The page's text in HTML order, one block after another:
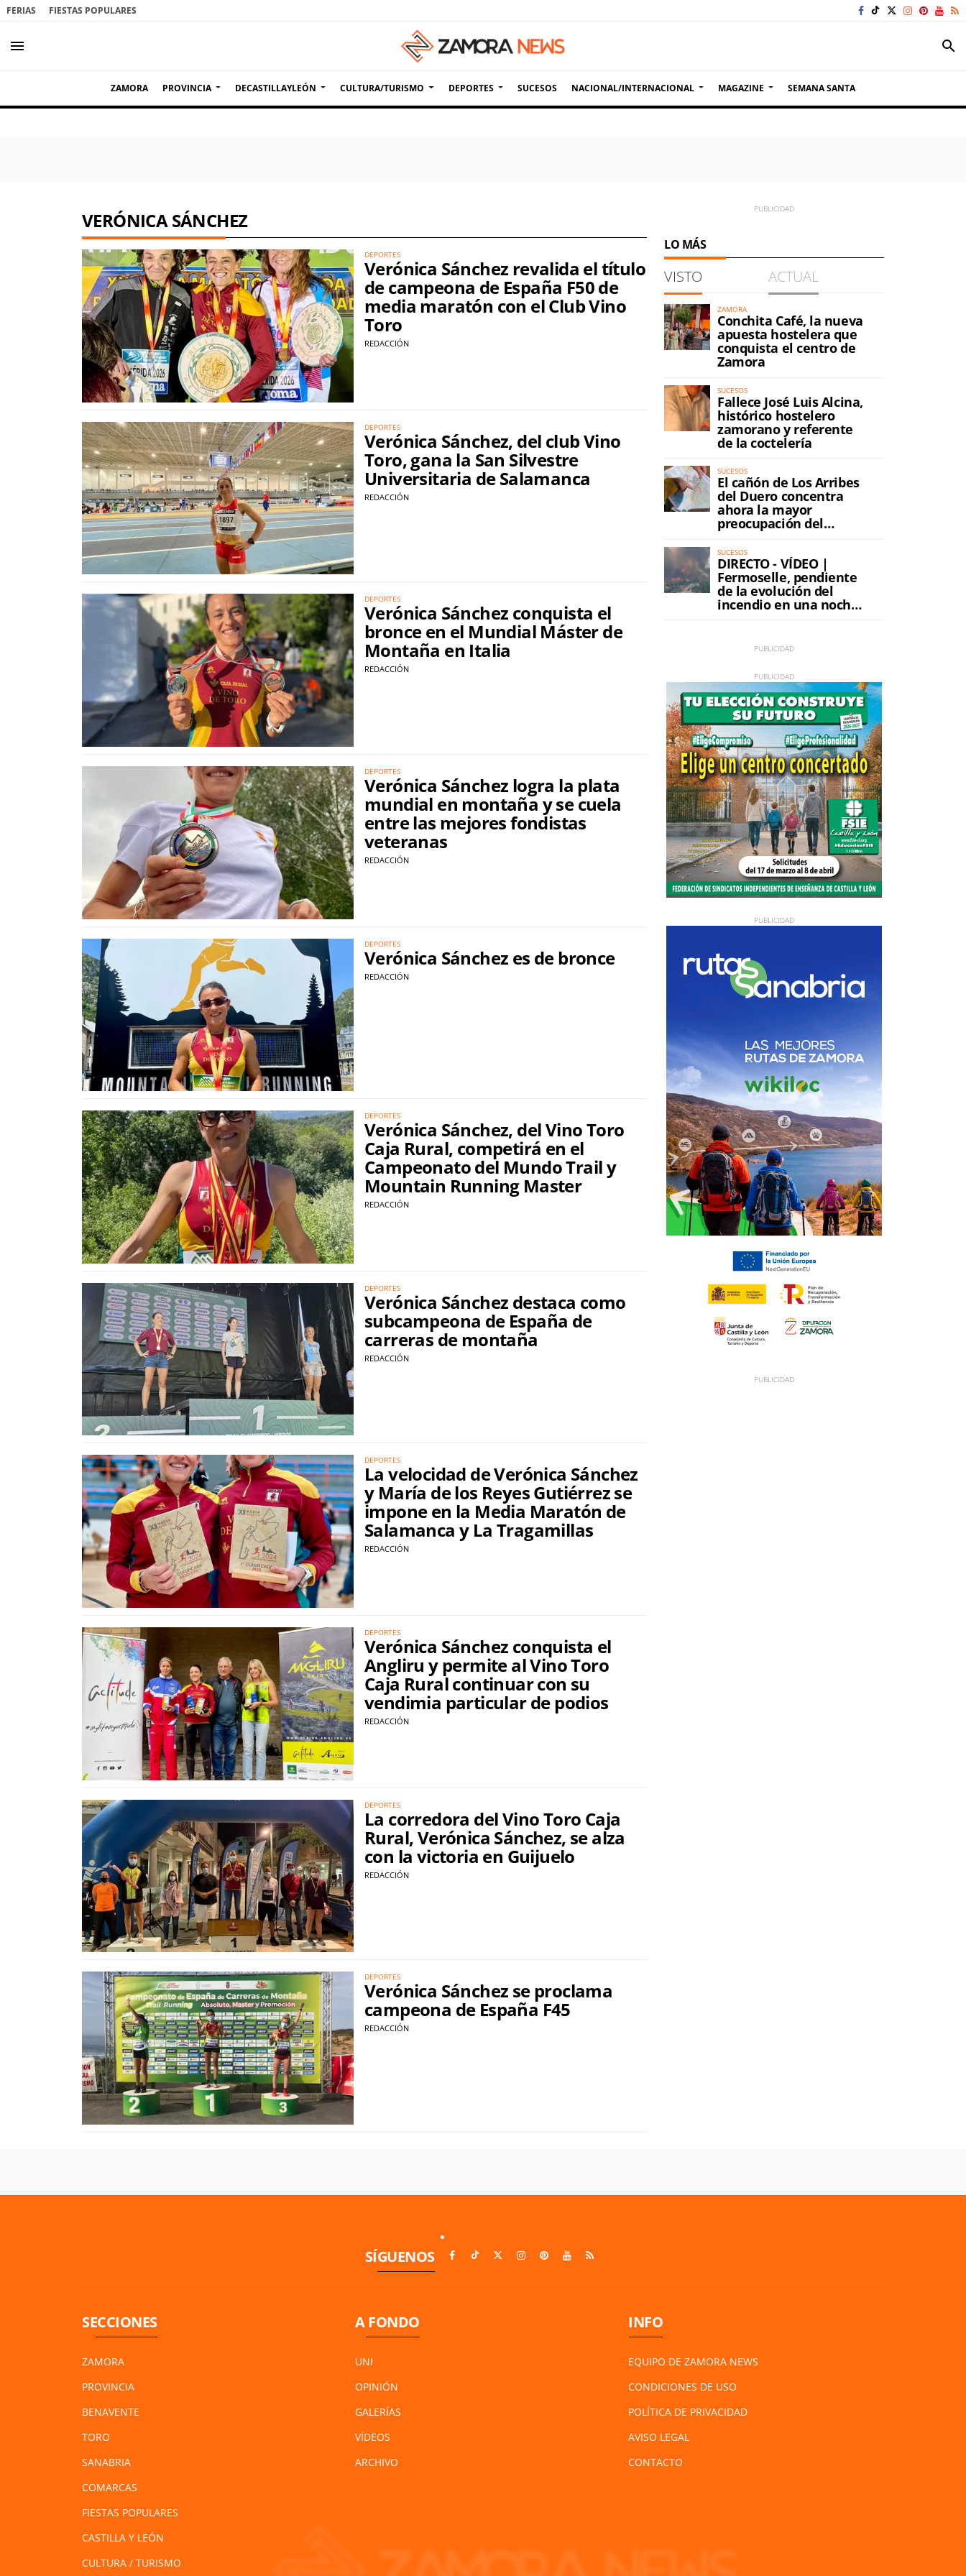
FERIAS FIESTAS POPULARES
menu search
ZAMORA PROVINCIA DECASTILLAYLEÓN CULTURA/TURISMO DEPORTES SUCESOS NACIONAL/INTERNACIONAL MAGAZINE SEMANA SANTA
VERÓNICA SÁNCHEZ
DEPORTES
Verónica Sánchez revalida el título
de campeona de España F50 de
media maratón con el Club Vino
Toro
REDACCIÓN
DEPORTES
Verónica Sánchez, del club Vino
Toro, gana la San Silvestre
Universitaria de Salamanca
REDACCIÓN
DEPORTES
Verónica Sánchez conquista el
bronce en el Mundial Máster de
Montaña en Italia
REDACCIÓN
DEPORTES
Verónica Sánchez logra la plata
mundial en montaña y se cuela
entre las mejores fondistas
veteranas
REDACCIÓN
DEPORTES
Verónica Sánchez es de bronce
REDACCIÓN
DEPORTES
Verónica Sánchez, del Vino Toro
Caja Rural, competirá en el
Campeonato del Mundo Trail y
Mountain Running Master
REDACCIÓN
DEPORTES
Verónica Sánchez destaca como
subcampeona de España de
carreras de montaña
REDACCIÓN
DEPORTES
La velocidad de Verónica Sánchez
y María de los Reyes Gutiérrez se
impone en la Media Maratón de
Salamanca y La Tragamillas
REDACCIÓN
DEPORTES
Verónica Sánchez conquista el
Angliru y permite al Vino Toro
Caja Rural continuar con su
vendimia particular de podios
REDACCIÓN
DEPORTES
La corredora del Vino Toro Caja
Rural, Verónica Sánchez, se alza
con la victoria en Guijuelo
REDACCIÓN
DEPORTES
Verónica Sánchez se proclama
campeona de España F45
REDACCIÓN
LO MÁS
VISTO ACTUAL
ZAMORA
Conchita Café, la nueva
apuesta hostelera que
conquista el centro de
Zamora
SUCESOS
Fallece José Luis Alcina,
histórico hostelero
zamorano y referente
de la coctelería
SUCESOS
El cañón de Los Arribes
del Duero concentra
ahora la mayor
preocupación del
incendio
SUCESOS
DIRECTO - VÍDEO |
Fermoselle, pendiente
de la evolución del
incendio en una noche
SÍGUENOS
SECCIONES
ZAMORA
PROVINCIA
BENAVENTE
TORO
SANABRIA
COMARCAS
FIESTAS POPULARES
CASTILLA Y LEÓN
CULTURA / TURISMO
A FONDO
UNI
OPINIÓN
GALERÍAS
VÍDEOS
ARCHIVO
INFO
EQUIPO DE ZAMORA NEWS
CONDICIONES DE USO
POLÍTICA DE PRIVACIDAD
AVISO LEGAL
CONTACTO